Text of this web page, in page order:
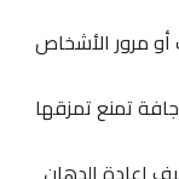
مرور الأشخاص
تمنع تمزقها